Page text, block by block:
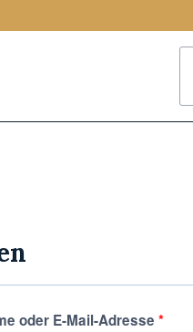
oder E-Mail-Adresse *